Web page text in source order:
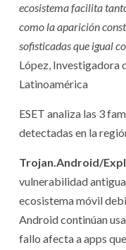
ecosistema facilita
como la aparición
sofisticadas que igual
López, Investigadora
Latinoamérica
ESET analiza las 3
detectadas en la
Trojan.Android/
vulnerabilidad
ecosistema móvil
Android continúan
fallo afecta a apps